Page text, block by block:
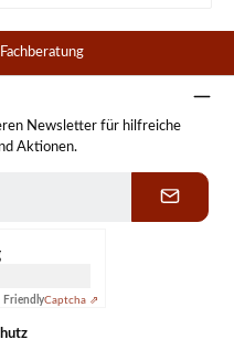
Newsletter für hilfreiche
Aktionen.
FriendlyCaptcha ⇗